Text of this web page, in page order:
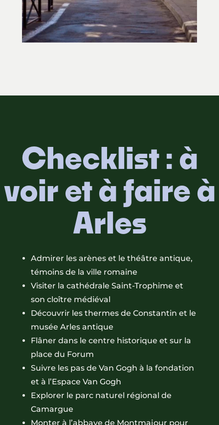
Checklist : à
voir et à faire à
Arles
Admirer les arènes et le théâtre antique,
témoins de la ville romaine
Visiter la cathédrale Saint-Trophime et
son cloître médiéval
Découvrir les thermes de Constantin et le
musée Arles antique
Flâner dans le centre historique et sur la
place du Forum
Suivre les pas de Van Gogh à la fondation
et à l’Espace Van Gogh
Explorer le parc naturel régional de
Camargue
Monter à l’abbaye de Montmajour pour